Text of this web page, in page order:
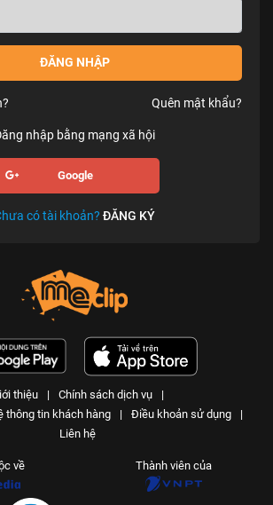
ĐĂNG NHẬP
Quên mật khẩu?
nhập bằng mạng xã hội
Google
có tài khoản? ĐĂNG KÝ
thiệu | Chính sách dịch vụ
|
thông tin khách hàng
| Điều khoản sử dụng
|
Liên hệ
về Thành viên của